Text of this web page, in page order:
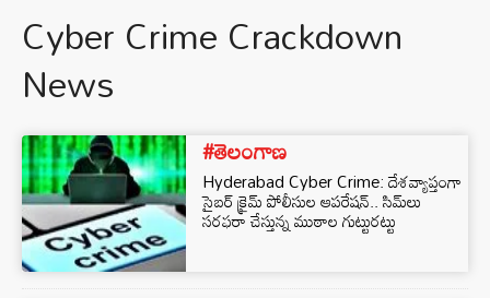
Cyber Crime Crackdown
News
#తెలంగాణ
Hyderabad Cyber Crime: దేశవ్యాప్తంగా
సైబర్ క్రైమ్ పోలీసుల ఆపరేషన్.. సిమ్‌లు
సరఫరా చేస్తున్న ముఠాల గుట్టురట్టు